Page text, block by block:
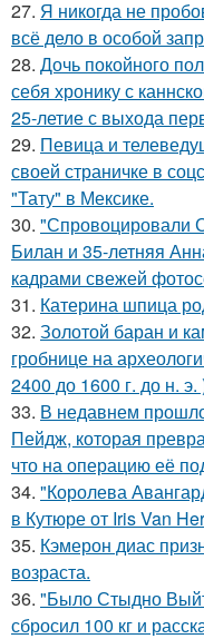
27. Я никогда не
всё дело в особой
28. Дочь покойного
себя хронику с
25-летие с выхода
29. Певица и
своей страничке в
"Тату" в Мексике.
30. "Спровоцировали
Билан и 35-летняя
кадрами свежей
31. Катерина шпица
32. Золотой баран и
гробнице на
2400 до 1600 г. до н.
33. В недавнем
Пейдж, которая
что на операцию её
34. "Королева
в Кутюре от Iris Van
35. Кэмерон диас
возраста.
36. "Было Стыдно
сбросил 100 кг и